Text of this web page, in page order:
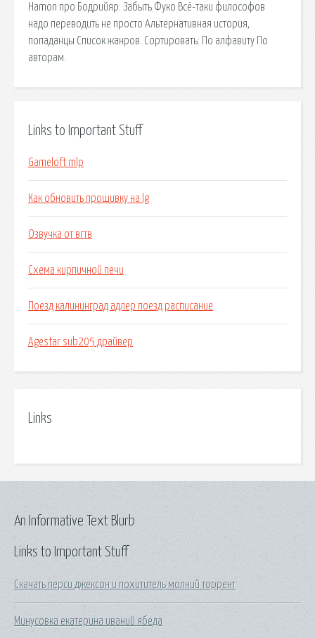
Hamon про Бодрийяр: Забыть Фуко Всё-таки философов
надо переводить не просто Альтернативная история,
попаданцы Список жанров. Сортировать: По алфавиту По
авторам.
Links to Important Stuff
Gameloft mlp
Как обновить прошивку на lg
Озвучка от вгтв
Схема кирпичной печи
Поезд калининград адлер поезд расписание
Agestar sub205 драйвер
Links
Links to Important Stuff
Скачать перси джексон и похититель молний торрент
Минусовка екатерина иваний ябеда
An Informative Text Blurb